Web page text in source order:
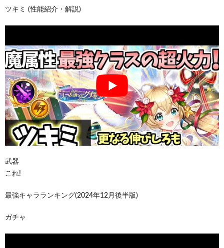
ツキミ (性能紹介・解説)
武器
これ!
最強キャラランキング(2024年12月後半版)
ガチャ